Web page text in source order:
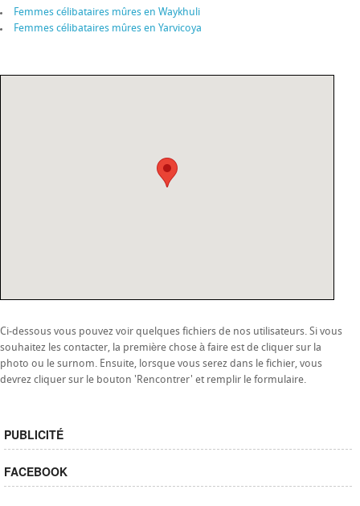
Femmes célibataires mûres en Waykhuli
Femmes célibataires mûres en Yarvicoya
Ci-dessous vous pouvez voir quelques fichiers de nos utilisateurs. Si vous
souhaitez les contacter, la première chose à faire est de cliquer sur la
photo ou le surnom. Ensuite, lorsque vous serez dans le fichier, vous
devrez cliquer sur le bouton 'Rencontrer' et remplir le formulaire.
PUBLICITÉ
FACEBOOK